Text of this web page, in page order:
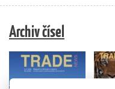
Archiv čísel